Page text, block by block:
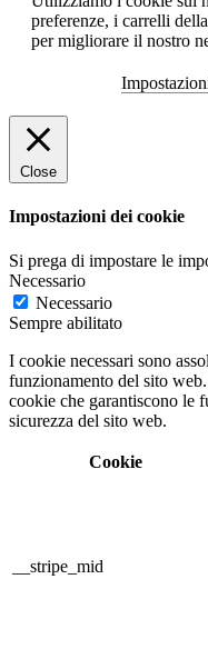
preferenze, i carrelli
per migliorare il nostro
Close
Impostazioni dei cookie
Si prega di impostare le
Necessario
Necessario
Sempre abilitato
I cookie necessari sono
funzionamento del sito
cookie che garantiscono le
sicurezza del sito web.
Cookie
__stripe_mid